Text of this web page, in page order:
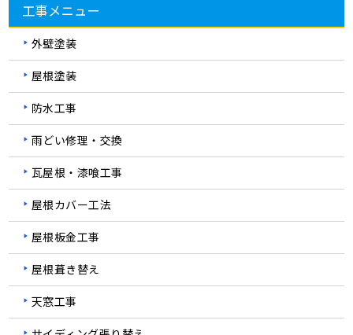
工事メニュー
外壁塗装
屋根塗装
防水工事
雨どい修理・交換
瓦屋根・漆喰工事
屋根カバー工法
屋根板金工事
屋根葺き替え
天窓工事